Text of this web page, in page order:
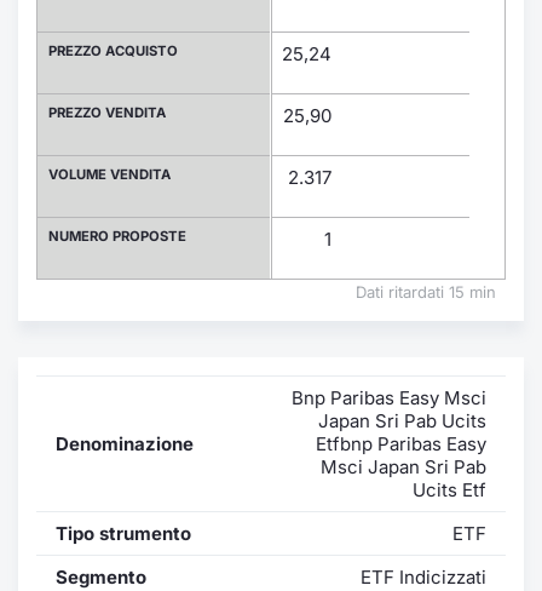
PREZZO ACQUISTO
PREZZO VENDITA
VOLUME VENDITA
NUMERO PROPOSTE
25,24
25,90
2.317
1
Dati ritardati 15 min
Denominazione
Bnp Paribas Easy Msci
Japan Sri Pab Ucits
Etfbnp Paribas Easy
Msci Japan Sri Pab
Ucits Etf
Tipo strumento
ETF
Segmento
ETF Indicizzati
Avvisi
Market
KID